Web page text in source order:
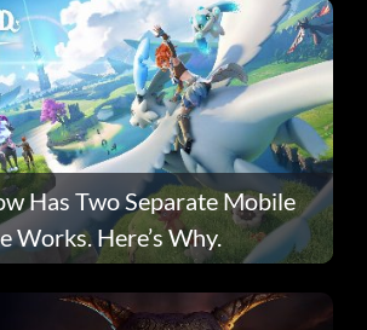
Has Two Separate Mobile
Works. Here’s Why.